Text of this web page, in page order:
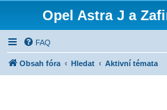
Opel Astra J a
FAQ
Obsah fóra Hledat Aktivní témata